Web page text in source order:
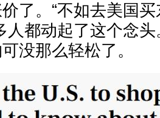
了。“不如去美国
人都动起了这个念
没那么轻松了。